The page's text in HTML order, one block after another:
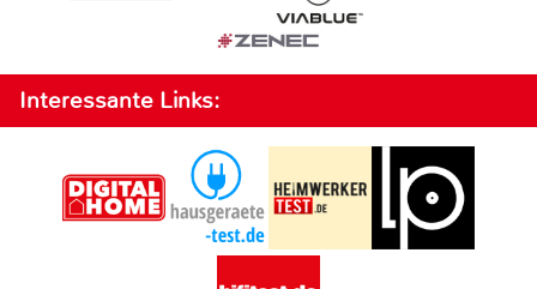
Interessante Links: